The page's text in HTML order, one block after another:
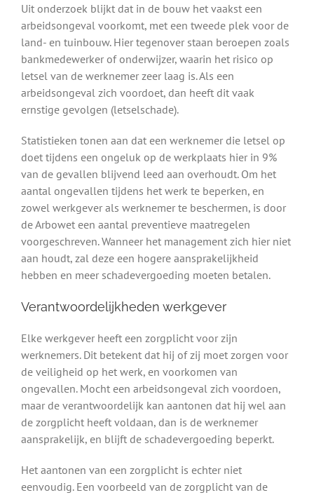
Uit onderzoek blijkt dat in de bouw het vaakst een
arbeidsongeval voorkomt, met een tweede plek voor de
land- en tuinbouw. Hier tegenover staan beroepen zoals
bankmedewerker of onderwijzer, waarin het risico op
letsel van de werknemer zeer laag is. Als een
arbeidsongeval zich voordoet, dan heeft dit vaak
ernstige gevolgen (letselschade).
Statistieken tonen aan dat een werknemer die letsel op
doet tijdens een ongeluk op de werkplaats hier in 9%
van de gevallen blijvend leed aan overhoudt. Om het
aantal ongevallen tijdens het werk te beperken, en
zowel werkgever als werknemer te beschermen, is door
de Arbowet een aantal preventieve maatregelen
voorgeschreven. Wanneer het management zich hier niet
aan houdt, zal deze een hogere aansprakelijkheid
hebben en meer schadevergoeding moeten betalen.
Verantwoordelijkheden werkgever
Elke werkgever heeft een zorgplicht voor zijn
werknemers. Dit betekent dat hij of zij moet zorgen voor
de veiligheid op het werk, en voorkomen van
ongevallen. Mocht een arbeidsongeval zich voordoen,
maar de verantwoordelijk kan aantonen dat hij wel aan
de zorgplicht heeft voldaan, dan is de werknemer
aansprakelijk, en blijft de schadevergoeding beperkt.
Het aantonen van een zorgplicht is echter niet
eenvoudig. Een voorbeeld van de zorgplicht van de